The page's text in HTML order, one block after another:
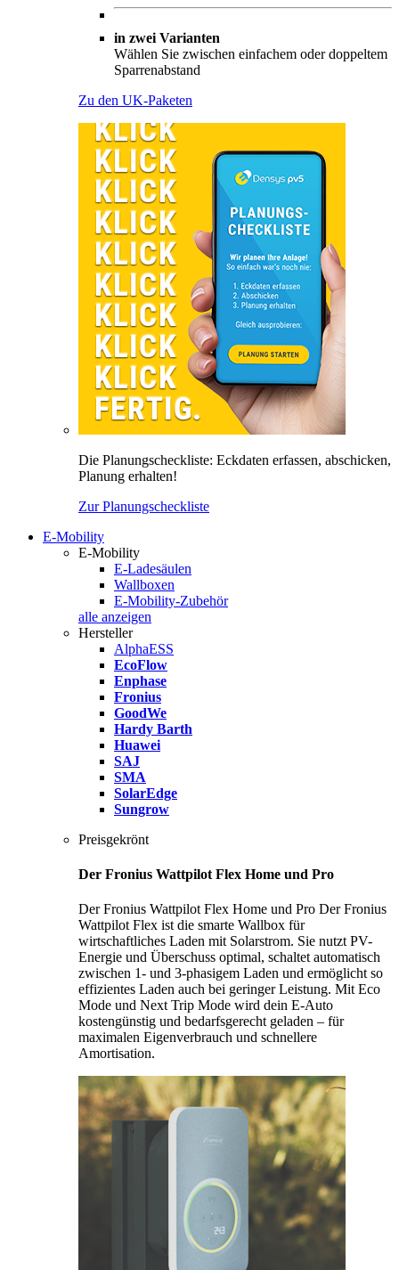
in zwei Varianten
Wählen Sie zwischen einfachem oder doppeltem
Sparrenabstand
Zu den UK-Paketen
Die Planungscheckliste: Eckdaten erfassen, abschicken,
Planung erhalten!
Zur Planungscheckliste
E-Mobility
E-Mobility
E-Ladesäulen
Wallboxen
E-Mobility-Zubehör
alle anzeigen
Hersteller
AlphaESS
EcoFlow
Enphase
Fronius
GoodWe
Hardy Barth
Huawei
SAJ
SMA
SolarEdge
Sungrow
Preisgekrönt
Der Fronius Wattpilot Flex Home und Pro
Der Fronius Wattpilot Flex Home und Pro Der Fronius
Wattpilot Flex ist die smarte Wallbox für
wirtschaftliches Laden mit Solarstrom. Sie nutzt PV-
Energie und Überschuss optimal, schaltet automatisch
zwischen 1- und 3-phasigem Laden und ermöglicht so
effizientes Laden auch bei geringer Leistung. Mit Eco
Mode und Next Trip Mode wird dein E-Auto
kostengünstig und bedarfsgerecht geladen – für
maximalen Eigenverbrauch und schnellere
Amortisation.